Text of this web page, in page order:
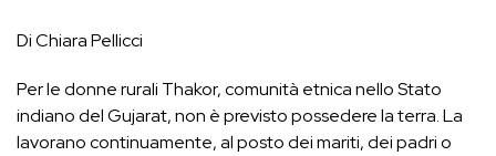
Di Chiara Pellicci
Per le donne rurali Thakor, comunità etnica nello Stato
indiano del Gujarat, non è previsto possedere la terra. La
lavorano continuamente, al posto dei mariti, dei padri o